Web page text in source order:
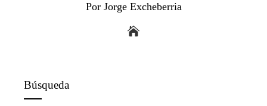
Por Jorge Excheberria
Búsqueda